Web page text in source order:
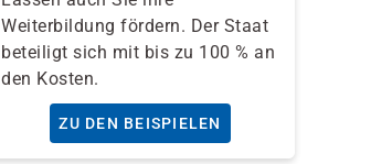
Weiterbildung fördern. Der Staat
beteiligt sich mit bis zu 100 % an
den Kosten.
ZU DEN BEISPIELEN